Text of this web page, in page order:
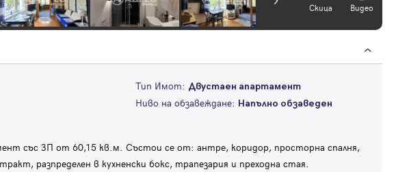
Скица Видео
Тип Имот: Двустаен апартамент
Ниво на обзавеждане: Напълно обзаведен
със ЗП от 60,15 кв.м. Състои се от: антре, коридор, просторна спалня,
разпределен в кухненски бокс, трапезария и преходна стая.